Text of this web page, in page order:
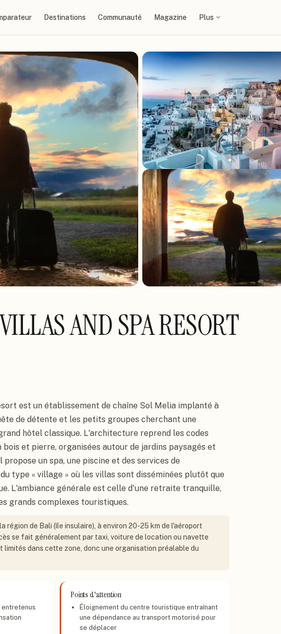
Destinations Communauté Magazine Plus
AND SPA RESORT
est un établissement de chaîne Sol Melia implanté à
de détente et les petits groupes cherchant une
hôtel classique. L'architecture reprend les codes
et pierre, organisées autour de jardins paysagés et
un spa, une piscine et des services de
type « village » où les villas sont disséminées plutôt que
L'ambiance générale est celle d'une retraite tranquille,
grands complexes touristiques.
région de Bali (île insulaire), à environ 20-25 km de l'aéroport
se fait généralement par taxi, voiture de location ou navette
limités dans cette zone, donc une organisation préalable du
entretenus
Points d'attention
Éloignement du centre touristique entraînant
une dépendance au transport motorisé pour
se déplacer